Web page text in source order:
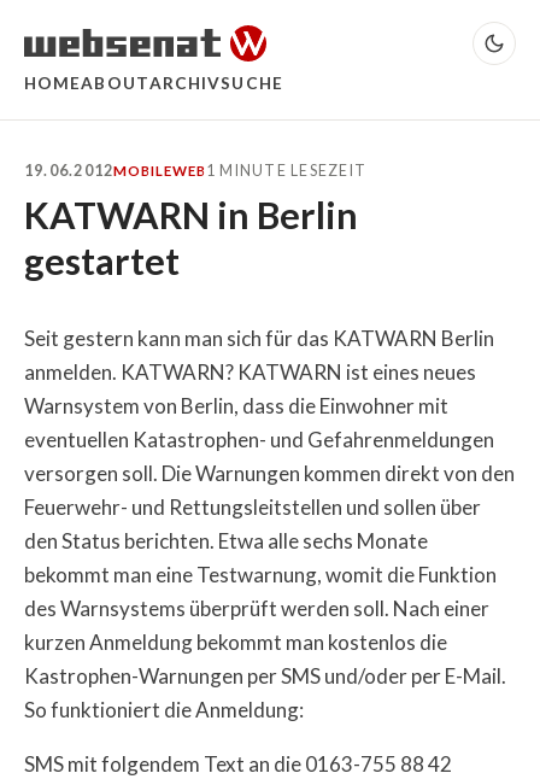
HOMEABOUTARCHIVSUCHE
19.06.2012MOBILEWEB1 MINUTE LESEZEIT
KATWARN in Berlin
gestartet
Seit gestern kann man sich für das KATWARN Berlin
anmelden. KATWARN? KATWARN ist eines neues
Warnsystem von Berlin, dass die Einwohner mit
eventuellen Katastrophen- und Gefahrenmeldungen
versorgen soll. Die Warnungen kommen direkt von den
Feuerwehr- und Rettungsleitstellen und sollen über
den Status berichten. Etwa alle sechs Monate
bekommt man eine Testwarnung, womit die Funktion
des Warnsystems überprüft werden soll. Nach einer
kurzen Anmeldung bekommt man kostenlos die
Kastrophen-Warnungen per SMS und/oder per E-Mail.
So funktioniert die Anmeldung:
SMS mit folgendem Text an die 0163-755 88 42